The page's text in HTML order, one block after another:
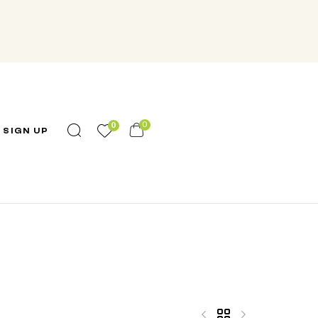
UP 0 0